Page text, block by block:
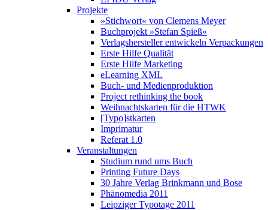
Projekte
»Stichwort« von Clemens Meyer
Buchprojekt »Stefan Spieß«
Verlagshersteller entwickeln Verpackungen
Erste Hilfe Qualität
Erste Hilfe Marketing
eLearning XML
Buch- und Medienproduktion
Project rethinking the book
Weihnachtskarten für die HTWK
[Typo]stkarten
Imprimatur
Referat 1.0
Veranstaltungen
Studium rund ums Buch
Printing Future Days
30 Jahre Verlag Brinkmann und Bose
Phänomedia 2011
Leipziger Typotage 2011